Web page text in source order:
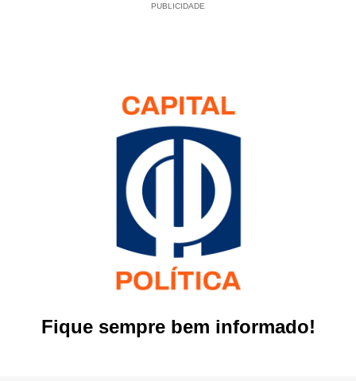
PUBLICIDADE
Fique sempre bem informado!